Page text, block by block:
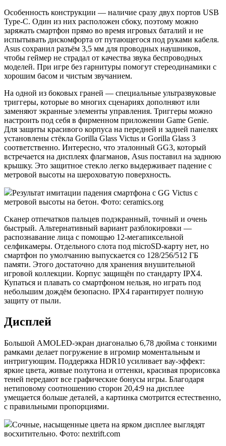
Особенность конструкции — наличие сразу двух портов USB
Type-C. Один из них расположен сбоку, поэтому можно
заряжать смартфон прямо во время игровых баталий и не
испытывать дискомфорта от путающегося под руками кабеля.
Asus сохранил разъём 3,5 мм для проводных наушников,
чтобы геймер не страдал от качества звука беспроводных
моделей. При игре без гарнитуры помогут стереодинамики с
хорошим басом и чистым звучанием.
На одной из боковых граней — специальные ультразвуковые
триггеры, которые во многих сценариях дополняют или
заменяют экранные элементы управления. Триггеры можно
настроить под себя в фирменном приложении Game Genie.
Для защиты красивого корпуса на передней и задней панелях
установлены стёкла Gorilla Glass Victus и Gorilla Glass 3
соответственно. Интересно, что эталонный GG3, который
встречается на дисплеях флагманов, Asus поставил на заднюю
крышку. Это защитное стекло легко выдерживает падение с
метровой высоты на шероховатую поверхность.
Результат имитации падения смартфона с GG Victus с
метровой высоты на бетон. Фото: ceramics.org
Сканер отпечатков пальцев подэкранный, точный и очень
быстрый. Альтернативный вариант разблокировки —
распознавание лица с помощью 12-мегапиксельной
селфикамеры. Отдельного слота под microSD-карту нет, но
смартфон по умолчанию выпускается со 128/256/512 ГБ
памяти. Этого достаточно для хранения внушительной
игровой коллекции. Корпус защищён по стандарту IPX4.
Купаться и плавать со смартфоном нельзя, но играть под
небольшим дождём безопасно. IPX4 гарантирует полную
защиту от пыли.
Дисплей
Большой AMOLED-экран диагональю 6,78 дюйма с тонкими
рамками делает погружение в игромир моментальным и
интригующим. Поддержка HDR10 усиливает вау-эффект:
яркие цвета, живые полутона и оттенки, красивая прорисовка
теней передают все графические бонусы игры. Благодаря
нетиповому соотношению сторон 20,4:9 на дисплее
умещается больше деталей, а картинка смотрится естественно,
с правильными пропорциями.
Сочные, насыщенные цвета на ярком дисплее выглядят
восхитительно. Фото: nextrift.com